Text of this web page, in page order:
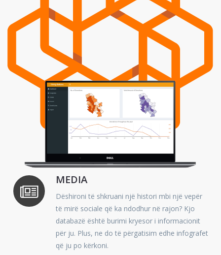
MEDIA
Dëshironi të shkruani një histori mbi një vepër
të mirë sociale që ka ndodhur në rajon? Kjo
databazë është burimi kryesor i informacionit
për ju. Plus, ne do të përgatisim edhe infografet
që ju po kërkoni.